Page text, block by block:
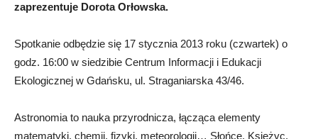
zaprezentuje Dorota Orłowska.
Spotkanie odbędzie się 17 stycznia 2013 roku (czwartek) o
godz. 16:00 w siedzibie Centrum Informacji i Edukacji
Ekologicznej w Gdańsku, ul. Straganiarska 43/46.
Astronomia to nauka przyrodnicza, łącząca elementy
matematyki, chemii, fizyki, meteorologii… Słońce, Księżyc,